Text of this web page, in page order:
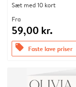
Sæt med 10 kort
Fra
59,00 kr.
offers Faste lave priser